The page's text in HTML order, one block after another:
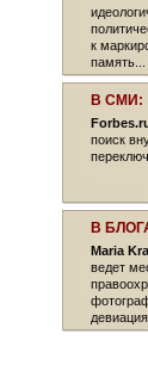
к
память...
В СМИ:
поиск
В
Maria
ведет